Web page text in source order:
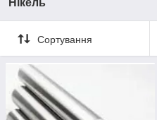
Нікель
Сортування